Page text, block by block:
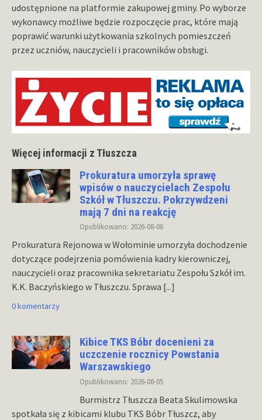
udostępnione na platformie zakupowej gminy. Po wyborze
wykonawcy możliwe będzie rozpoczęcie prac, które mają
poprawić warunki użytkowania szkolnych pomieszczeń
przez uczniów, nauczycieli i pracowników obsługi.
Więcej informacji z Tłuszcza
Prokuratura umorzyła sprawę
wpisów o nauczycielach Zespołu
Szkół w Tłuszczu. Pokrzywdzeni
mają 7 dni na reakcję
Opublikowano: 2026-08-06
Prokuratura Rejonowa w Wołominie umorzyła dochodzenie
dotyczące podejrzenia pomówienia kadry kierowniczej,
nauczycieli oraz pracownika sekretariatu Zespołu Szkół im.
K.K. Baczyńskiego w Tłuszczu. Sprawa [...]
0 komentarzy
Kibice TKS Bóbr docenieni za
uczczenie rocznicy Powstania
Warszawskiego
Opublikowano: 2026-08-05
Burmistrz Tłuszcza Beata Skulimowska
spotkała się z kibicami klubu TKS Bóbr Tłuszcz, aby